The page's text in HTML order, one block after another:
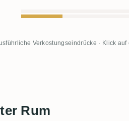
Verkostungseindrücke · Klick
Rum